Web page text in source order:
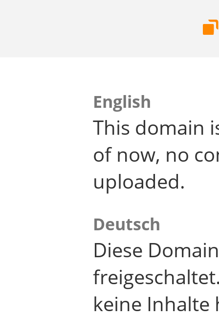
English
This domain
of now, no
uploaded.
Deutsch
Diese
keine Inhalte